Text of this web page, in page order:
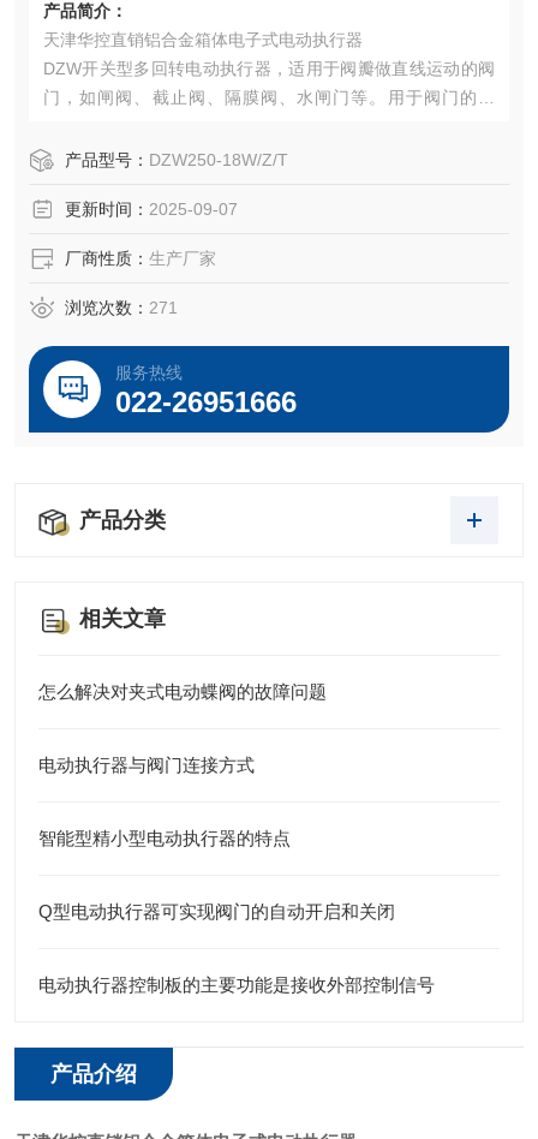
产品简介：
天津华控直销铝合金箱体电子式电动执行器
DZW开关型多回转电动执行器，适用于阀瓣做直线运动的阀
门，如闸阀、截止阀、隔膜阀、水闸门等。用于阀门的开
置。他们具有功能全、性能可靠、控制系统、体积小、重量
工、造纸、污水处理等部门。
产品型号： DZW250-18W/Z/T
更新时间： 2025-09-07
厂商性质： 生产厂家
浏览次数： 271
服务热线
022-26951666
产品分类
相关文章
怎么解决对夹式电动蝶阀的故障问题
电动执行器与阀门连接方式
智能型精小型电动执行器的特点
Q型电动执行器可实现阀门的自动开启和关闭
电动执行器控制板的主要功能是接收外部控制信号
产品介绍